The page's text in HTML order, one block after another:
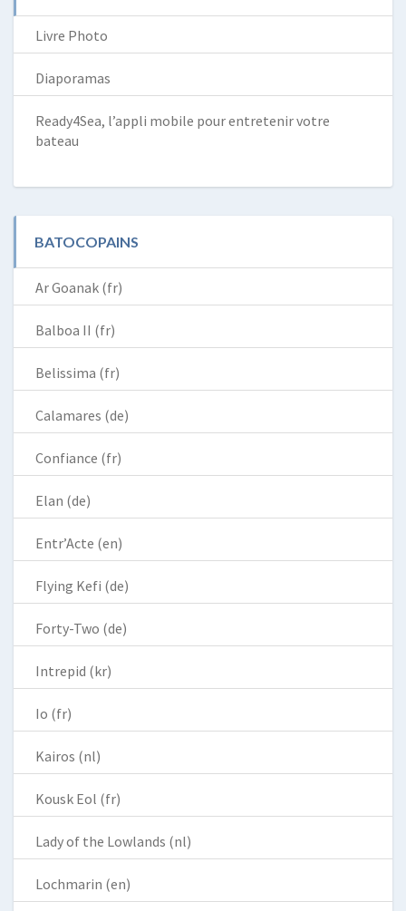
Livre Photo
Diaporamas
Ready4Sea, l’appli mobile pour entretenir votre
bateau
BATOCOPAINS
Ar Goanak (fr)
Balboa II (fr)
Belissima (fr)
Calamares (de)
Confiance (fr)
Elan (de)
Entr’Acte (en)
Flying Kefi (de)
Forty-Two (de)
Intrepid (kr)
Io (fr)
Kairos (nl)
Kousk Eol (fr)
Lady of the Lowlands (nl)
Lochmarin (en)